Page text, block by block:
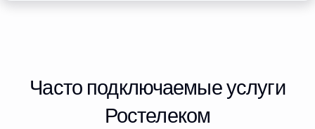
Часто подключаемые услуги
Ростелеком